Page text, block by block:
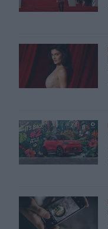
Κάιλι Τζένερ:
Το smart #2
Παραγγέλνουν,